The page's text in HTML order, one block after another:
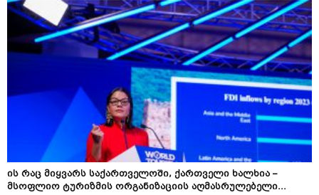
ის რაც მიყვარს საქართველოში, ქართველი ხალხია –
მსოფლიო ტურიზმის ორგანიზაციის აღმასრულებელი...